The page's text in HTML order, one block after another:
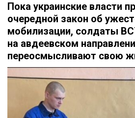
Пока украинские власти
очередной закон об
мобилизации, солдаты
на авдеевском
переосмысливают свою